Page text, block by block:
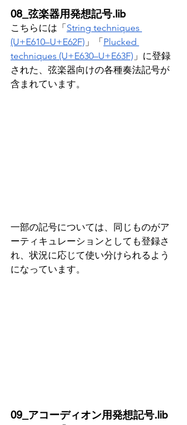
08_弦楽器用発想記号.lib
こちらには「 String techniques
(U+E610–U+E62F) 」「 Plucked
techniques (U+E630–U+E63F) 」に登録
された、弦楽器向けの各種奏法記号が
含まれています。
一部の記号については、同じものがア
ーティキュレーションとしても登録さ
れ、状況に応じて使い分けられるよう
になっています。
09_アコーディオン用発想記号.lib